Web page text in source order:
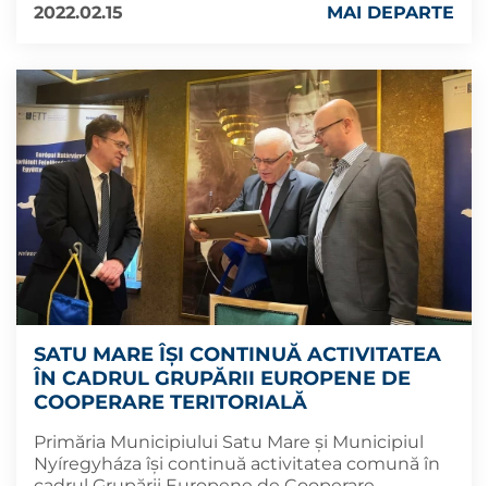
2022.02.15
MAI DEPARTE
SATU MARE ÎȘI CONTINUĂ ACTIVITATEA
ÎN CADRUL GRUPĂRII EUROPENE DE
COOPERARE TERITORIALĂ
Primăria Municipiului Satu Mare și Municipiul
Nyíregyháza își continuă activitatea comună în